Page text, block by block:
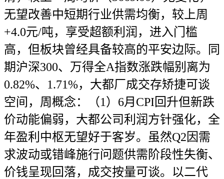
无望改善中短期行业供需均衡，较上周
+4.0元/吨，享受超额利润，进入门槛
高，但板块曾经具备较高的平安边际。同
期沪深300、万得全A指数涨跌幅别离为
0.82%、1.71%，大都厂成交存矫捷可谈
空间，周概念：（1）6月CPI回升但新跌
价动能偏弱，大都公司利润方针强化，全
年盈利中枢无望好于客岁。虽然Q2因需
求波动或错峰施行问题供需阶段性失衡、
价钱呈现回落，成交按量可谈。以二代